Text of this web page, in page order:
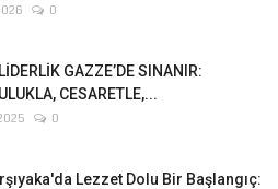
0
GAZZE’DE SINANIR:
CESARETLE,...
0
Lezzet Dolu Bir Başlangıç: